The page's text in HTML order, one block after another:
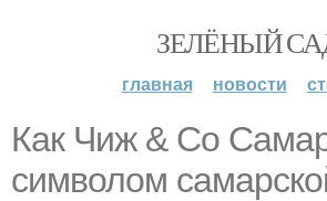
ЗЕЛЁНЫЙ
главная новости
Как Чиж & Co
символом